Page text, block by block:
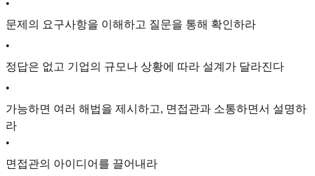
•
문제의 요구사항을 이해하고 질문을 통해 확인하라
•
정답은 없고 기업의 규모나 상황에 따라 설계가 달라진다
•
가능하면 여러 해법을 제시하고, 면접관과 소통하면서 설명하
라
•
면접관의 아이디어를 끌어내라